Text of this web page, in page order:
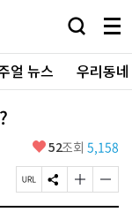
검
창
열
기
메
뉴
전
체
보
얼 뉴스 우리동
좋
요
52조회 5,158
페
이
S
N
글
자
글
자